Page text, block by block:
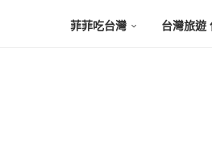
菲菲吃台灣 台灣旅遊